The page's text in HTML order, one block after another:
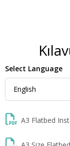
Select Language
A3 Flatbed